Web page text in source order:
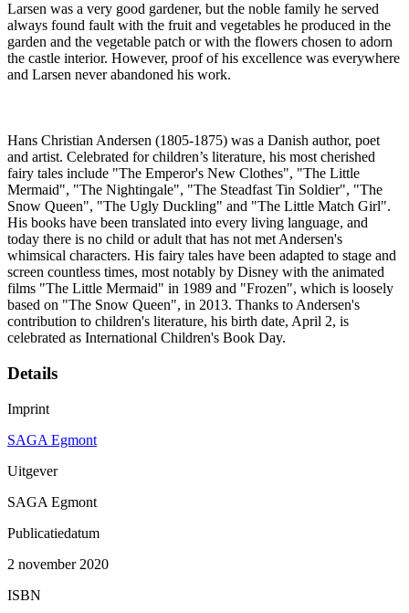
Larsen was a very good gardener, but the noble family he served
always found fault with the fruit and vegetables he produced in the
garden and the vegetable patch or with the flowers chosen to adorn
the castle interior. However, proof of his excellence was everywhere
and Larsen never abandoned his work.
Hans Christian Andersen (1805-1875) was a Danish author, poet
and artist. Celebrated for children’s literature, his most cherished
fairy tales include "The Emperor's New Clothes", "The Little
Mermaid", "The Nightingale", "The Steadfast Tin Soldier", "The
Snow Queen", "The Ugly Duckling" and "The Little Match Girl".
His books have been translated into every living language, and
today there is no child or adult that has not met Andersen's
whimsical characters. His fairy tales have been adapted to stage and
screen countless times, most notably by Disney with the animated
films "The Little Mermaid" in 1989 and "Frozen", which is loosely
based on "The Snow Queen", in 2013. Thanks to Andersen's
contribution to children's literature, his birth date, April 2, is
celebrated as International Children's Book Day.
Details
Imprint
SAGA Egmont
Uitgever
SAGA Egmont
Publicatiedatum
2 november 2020
ISBN